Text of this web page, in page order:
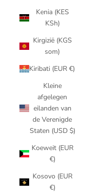
Kenia (KES
KSh)
Kirgizië (KGS
som)
Kiribati (EUR €)
Kleine
afgelegen
eilanden van
de Verenigde
Staten (USD $)
Koeweit (EUR
€)
Kosovo (EUR
€)